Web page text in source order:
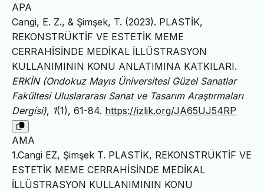
APA
Cangi, E. Z., & Şimşek, T. (2023). PLASTİK,
REKONSTRÜKTİF VE ESTETİK MEME
CERRAHİSİNDE MEDİKAL İLLÜSTRASYON
KULLANIMININ KONU ANLATIMINA KATKILARI.
ERKİN (Ondokuz Mayıs Üniversitesi Güzel Sanatlar
Fakültesi Uluslararası Sanat ve Tasarım Araştırmaları
Dergisi), 1(1), 61-84. https://izlik.org/JA65UJ54RP
AMA
1.Cangi EZ, Şimşek T. PLASTİK, REKONSTRÜKTİF VE
ESTETİK MEME CERRAHİSİNDE MEDİKAL
İLLÜSTRASYON KULLANIMININ KONU